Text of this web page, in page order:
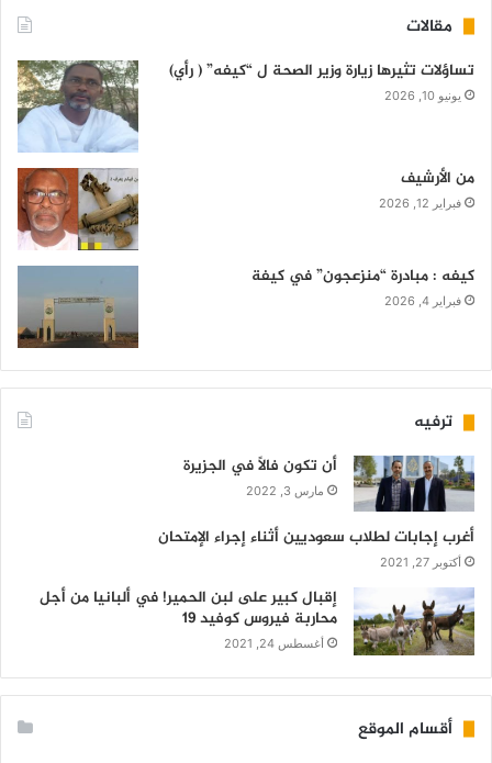
مقالات
تساؤلات تثيرها زيارة وزير الصحة ل “كيفه” ( رأي)
يونيو 10, 2026
من الأرشيف
فبراير 12, 2026
كيفه : مبادرة “منزعجون” في كيفة
فبراير 4, 2026
ترفيه
أن تكون فالاً في الجزيرة
مارس 3, 2022
أغرب إجابات لطلاب سعوديين أثناء إجراء الإمتحان
أكتوبر 27, 2021
إقبال كبير على لبن الحمير! في ألبانيا من أجل
محاربة فيروس كوفيد 19
أغسطس 24, 2021
أقسام الموقع